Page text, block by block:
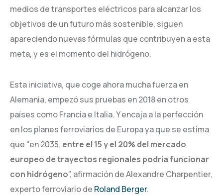
medios de transportes eléctricos para alcanzar los
objetivos de un futuro más sostenible, siguen
apareciendo nuevas fórmulas que contribuyen a esta
meta, y es el momento del hidrógeno.
Esta iniciativa, que coge ahora mucha fuerza en
Alemania, empezó sus pruebas en 2018 en otros
países como Francia e Italia. Y encaja a la perfección
en los planes ferroviarios de Europa ya que se estima
que “en 2035, entre el 15 y el 20% del mercado
europeo de trayectos regionales podría funcionar
con hidrógeno”, afirmación de Alexandre Charpentier,
experto ferroviario de Roland Berger.